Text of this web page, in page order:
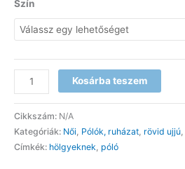
Szín
Hello
40
-
szülinapi
póló
mennyiség
Kosárba teszem
Cikkszám: N/A
Kategóriák: Női Pólók, ruházat rövid ujjú
Címkék: hölgyeknek póló